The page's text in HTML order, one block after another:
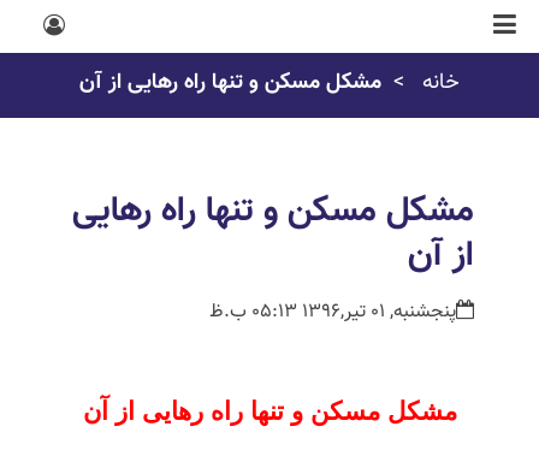
خانه مشکل مسکن و تنها راه رهایی از آن
مشکل مسکن و تنها راه رهایی
از آن
پنجشنبه, 01 تیر,1396 05:13 ب.ظ
مشکل مسکن و تنها راه رهایی از آن